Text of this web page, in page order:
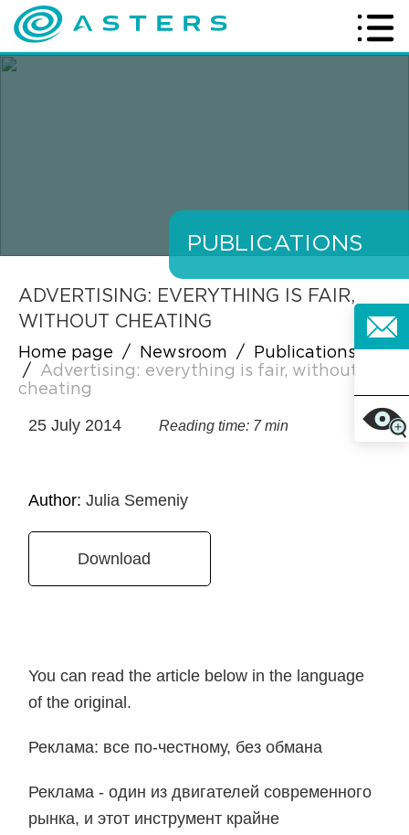
PUBLICATIONS
ADVERTISING: EVERYTHING IS FAIR,
WITHOUT CHEATING
Home page / Newsroom /
Publications
/
Advertising: everything is fair, without
cheating
25 July 2014 Reading time: 7 min
Author:Julia Semeniy
Download
You can read the article below in the language
of the original.
Реклама: все по-честному, без обмана
Реклама - один из двигателей современного
рынка, и этот инструмент крайне